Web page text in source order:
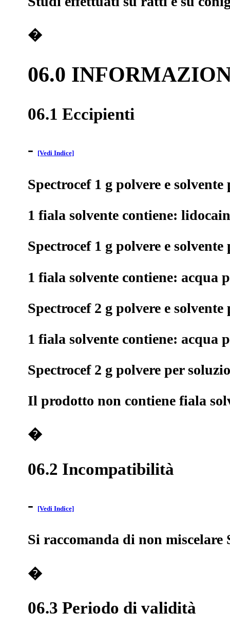
�
06.0
06.1 Eccipienti
-
[Vedi Indice]
Spectrocef 1 g polvere e
1 fiala solvente contiene:
Spectrocef 1 g polvere e
1 fiala solvente contiene:
Spectrocef 2 g polvere e
1 fiala solvente contiene:
Spectrocef 2 g polvere per
Il prodotto non contiene fiala
�
06.2 Incompatibilità
-
[Vedi Indice]
Si raccomanda di non
�
06.3 Periodo di validità